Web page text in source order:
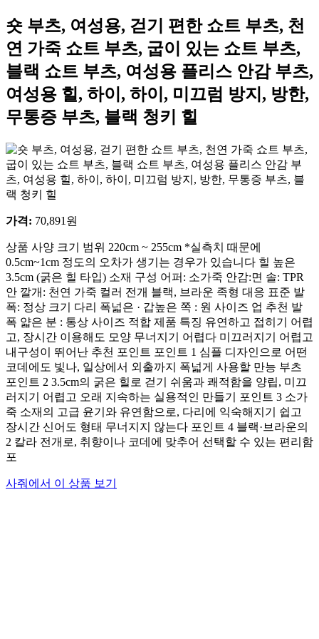
숏 부츠, 여성용, 걷기 편한 쇼트 부츠, 천
연 가죽 쇼트 부츠, 굽이 있는 쇼트 부츠,
블랙 쇼트 부츠, 여성용 플리스 안감 부츠,
여성용 힐, 하이, 하이, 미끄럼 방지, 방한,
무통증 부츠, 블랙 청키 힐
가격: 70,891 원
상품 사양 크기 범위 220cm ~ 255cm *실측치 때문에
0.5cm~1cm 정도의 오차가 생기는 경우가 있습니다 힐 높은
3.5cm (굵은 힐 타입) 소재 구성 어퍼: 소가죽 안감:면 솔: TPR
안 깔개: 천연 가죽 컬러 전개 블랙, 브라운 족형 대응 표준 발
폭: 정상 크기 다리 폭넓은 · 갑높은 쪽 : 원 사이즈 업 추천 발
폭 얇은 분 : 통상 사이즈 적합 제품 특징 유연하고 접히기 어렵
고, 장시간 이용해도 모양 무너지기 어렵다 미끄러지기 어렵고
내구성이 뛰어난 추천 포인트 포인트 1 심플 디자인으로 어떤
코데에도 빛나, 일상에서 외출까지 폭넓게 사용할 만능 부츠
포인트 2 3.5cm의 굵은 힐로 걷기 쉬움과 쾌적함을 양립, 미끄
러지기 어렵고 오래 지속하는 실용적인 만들기 포인트 3 소가
죽 소재의 고급 윤기와 유연함으로, 다리에 익숙해지기 쉽고
장시간 신어도 형태 무너지지 않는다 포인트 4 블랙·브라운의
2 칼라 전개로, 취향이나 코데에 맞추어 선택할 수 있는 편리함
포
사줘에서 이 상품 보기